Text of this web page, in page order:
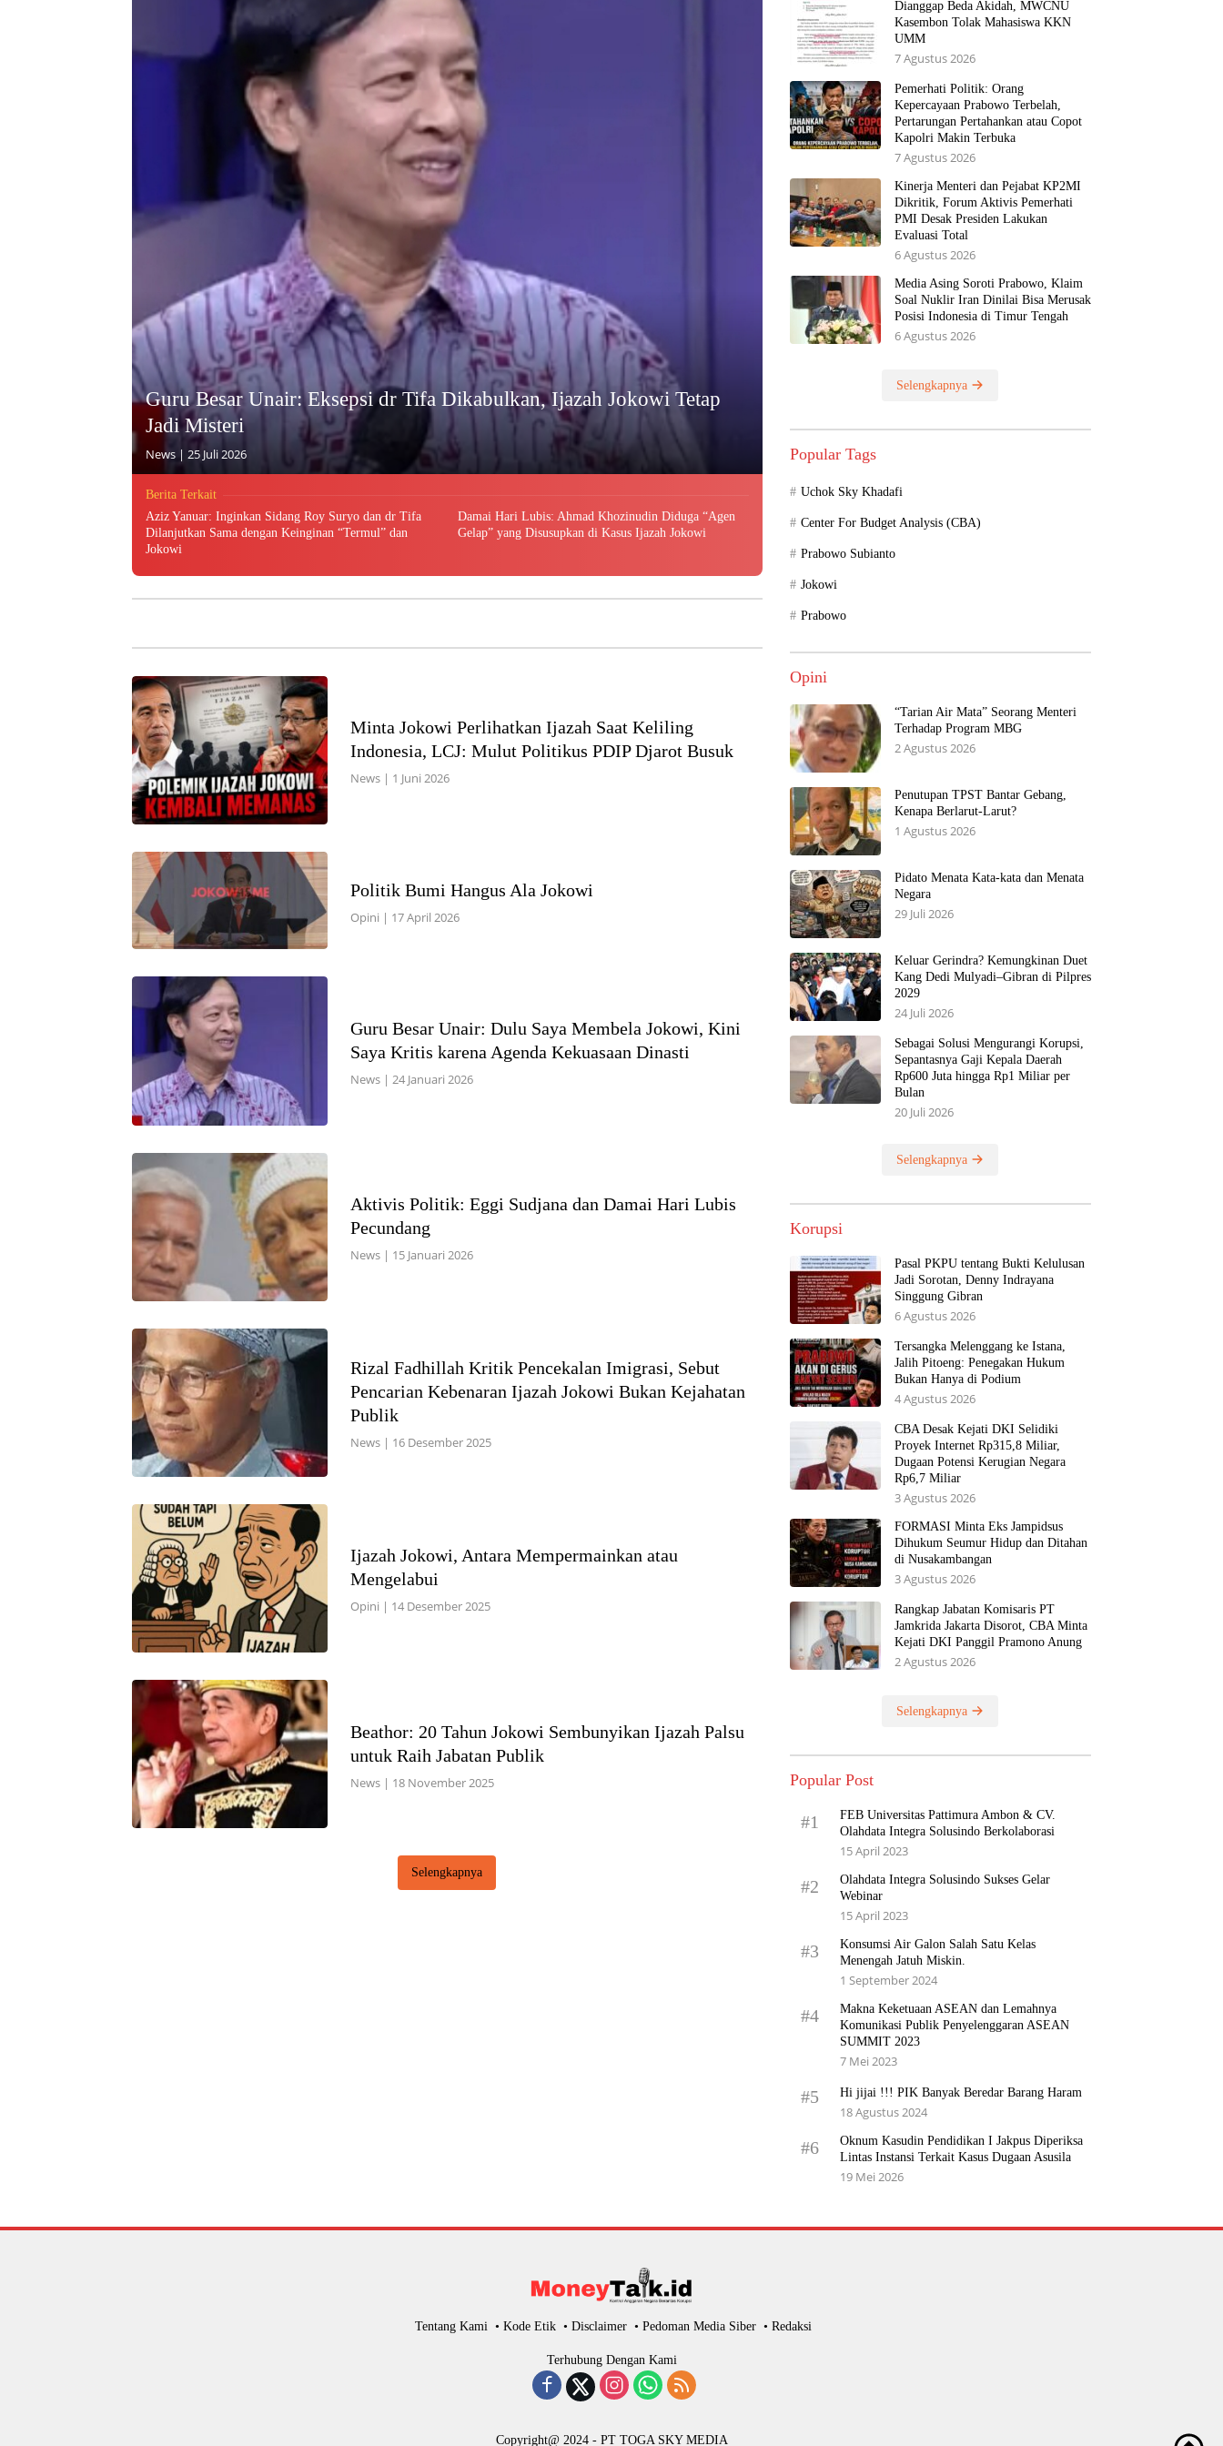
Guru Besar Unair: Eksepsi dr Tifa Dikabulkan, Ijazah Jokowi Tetap
Jadi Misteri
News | 25 Juli 2026
Berita Terkait
Aziz Yanuar: Inginkan Sidang Roy Suryo dan dr Tifa
Dilanjutkan Sama dengan Keinginan “Termul” dan
Jokowi
Damai Hari Lubis: Ahmad Khozinudin Diduga “Agen
Gelap” yang Disusupkan di Kasus Ijazah Jokowi
Minta Jokowi Perlihatkan Ijazah Saat Keliling
Indonesia, LCJ: Mulut Politikus PDIP Djarot Busuk
News| 1 Juni 2026
Politik Bumi Hangus Ala Jokowi
Opini | 17 April 2026
Guru Besar Unair: Dulu Saya Membela Jokowi, Kini
Saya Kritis karena Agenda Kekuasaan Dinasti
News| 24 Januari 2026
Aktivis Politik: Eggi Sudjana dan Damai Hari Lubis
Pecundang
News| 15 Januari 2026
Rizal Fadhillah Kritik Pencekalan Imigrasi, Sebut
Pencarian Kebenaran Ijazah Jokowi Bukan Kejahatan
Publik
News| 16 Desember 2025
Ijazah Jokowi, Antara Mempermainkan atau
Mengelabui
Opini | 14 Desember 2025
Beathor: 20 Tahun Jokowi Sembunyikan Ijazah Palsu
untuk Raih Jabatan Publik
News| 18 November 2025
Selengkapnya
Dianggap Beda Akidah, MWCNU
Kasembon Tolak Mahasiswa KKN
UMM
7 Agustus 2026
Pemerhati Politik: Orang
Kepercayaan Prabowo Terbelah,
Pertarungan Pertahankan atau Copot
Kapolri Makin Terbuka
7 Agustus 2026
Kinerja Menteri dan Pejabat KP2MI
Dikritik, Forum Aktivis Pemerhati
PMI Desak Presiden Lakukan
Evaluasi Total
6 Agustus 2026
Media Asing Soroti Prabowo, Klaim
Soal Nuklir Iran Dinilai Bisa Merusak
Posisi Indonesia di Timur Tengah
6 Agustus 2026
Selengkapnya
Popular Tags
Uchok Sky Khadafi
Center For Budget Analysis (CBA)
Prabowo Subianto
Jokowi
Prabowo
Opini
“Tarian Air Mata” Seorang Menteri
Terhadap Program MBG
2 Agustus 2026
Penutupan TPST Bantar Gebang,
Kenapa Berlarut-Larut?
1 Agustus 2026
Pidato Menata Kata-kata dan Menata
Negara
29 Juli 2026
Keluar Gerindra? Kemungkinan Duet
Kang Dedi Mulyadi–Gibran di Pilpres
2029
24 Juli 2026
Sebagai Solusi Mengurangi Korupsi,
Sepantasnya Gaji Kepala Daerah
Rp600 Juta hingga Rp1 Miliar per
Bulan
20 Juli 2026
Selengkapnya
Korupsi
Pasal PKPU tentang Bukti Kelulusan
Jadi Sorotan, Denny Indrayana
Singgung Gibran
6 Agustus 2026
Tersangka Melenggang ke Istana,
Jalih Pitoeng: Penegakan Hukum
Bukan Hanya di Podium
4 Agustus 2026
CBA Desak Kejati DKI Selidiki
Proyek Internet Rp315,8 Miliar,
Dugaan Potensi Kerugian Negara
Rp6,7 Miliar
3 Agustus 2026
FORMASI Minta Eks Jampidsus
Dihukum Seumur Hidup dan Ditahan
di Nusakambangan
3 Agustus 2026
Rangkap Jabatan Komisaris PT
Jamkrida Jakarta Disorot, CBA Minta
Kejati DKI Panggil Pramono Anung
2 Agustus 2026
Selengkapnya
Popular Post
#1
FEB Universitas Pattimura Ambon & CV.
Olahdata Integra Solusindo Berkolaborasi
15 April 2023
#2
Olahdata Integra Solusindo Sukses Gelar
Webinar
15 April 2023
#3
Konsumsi Air Galon Salah Satu Kelas
Menengah Jatuh Miskin.
1 September 2024
#4
Makna Keketuaan ASEAN dan Lemahnya
Komunikasi Publik Penyelenggaran ASEAN
SUMMIT 2023
7 Mei 2023
#5 Hi jijai !!! PIK Banyak Beredar Barang Haram
18 Agustus 2024
#6
Oknum Kasudin Pendidikan I Jakpus Diperiksa
Lintas Instansi Terkait Kasus Dugaan Asusila
19 Mei 2026
Tentang Kami Kode Etik Disclaimer Pedoman Media Siber Redaksi
Terhubung Dengan Kami
Copyright@ 2024 - PT TOGA SKY MEDIA